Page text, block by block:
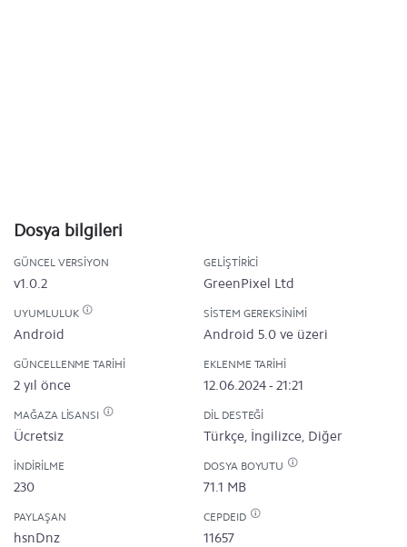
Dosya bilgileri
GÜNCEL VERSIYON
v1.0.2
GELIŞTIRICI
GreenPixel Ltd
UYUMLULUK
Android
SISTEM GEREKSINIMI
Android 5.0 ve üzeri
GÜNCELLENME TARIHI
2 yıl önce
EKLENME TARIHI
12.06.2024 - 21:21
MAĞAZA LISANSI
Ücretsiz
DIL DESTEĞI
Türkçe, İngilizce, Diğer
İNDIRILME
230
DOSYA BOYUTU
71.1 MB
PAYLAŞAN
hsnDnz
CEPDEID
11657